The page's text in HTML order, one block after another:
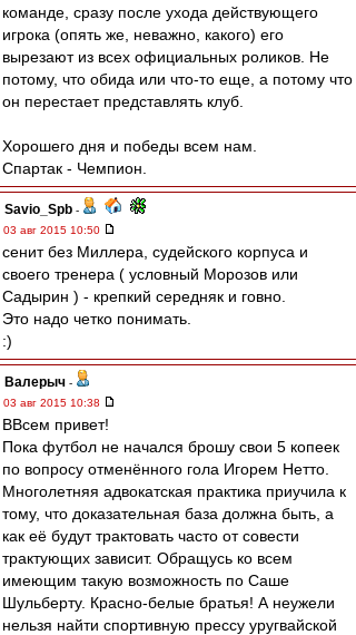
команде, сразу после ухода действующего
игрока (опять же, неважно, какого) его
вырезают из всех официальных роликов. Не
потому, что обида или что-то еще, а потому что
он перестает представлять клуб.
Хорошего дня и победы всем нам.
Спартак - Чемпион.
Savio_Spb -
03 авг 2015 10:50
сенит без Миллера, судейского корпуса и
своего тренера ( условный Морозов или
Садырин ) - крепкий середняк и говно.
Это надо четко понимать.
:)
Валерыч -
03 авг 2015 10:38
ВВсем привет!
Пока футбол не начался брошу свои 5 копеек
по вопросу отменённого гола Игорем Нетто.
Многолетняя адвокатская практика приучила к
тому, что доказательная база должна быть, а
как её будут трактовать часто от совести
трактующих зависит. Обращусь ко всем
имеющим такую возможность по Саше
Шульберту. Красно-белые братья! А неужели
нельзя найти спортивную прессу уругвайской